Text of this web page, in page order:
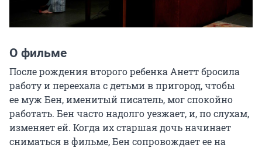
О фильме
После рождения второго ребенка Анетт бросила
работу и переехала с детьми в пригород, чтобы
ее муж Бен, именитый писатель, мог спокойно
работать. Бен часто надолго уезжает, и, по слухам,
изменяет ей. Когда их старшая дочь начинает
сниматься в фильме, Бен сопровождает ее на